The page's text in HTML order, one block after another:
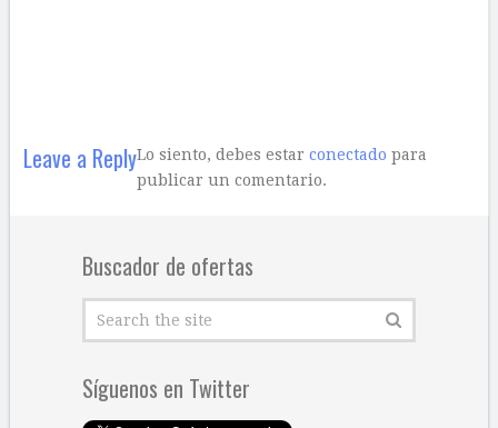
Leave a ReplyLo siento, debes estar conectado para
publicar un comentario.
Buscador de ofertas
Síguenos en Twitter